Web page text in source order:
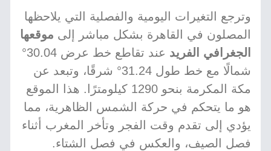
وترجع التغيرات اليومية والفصلية التي يلاحظها
المصلون في القاهرة بشكل مباشر إلى موقعها
الجغرافي الفريد
عند تقاطع خط عرض 30.04°
شمالًا مع خط طول 31.24° شرقًا، وتبعد عن
مكة المكرمة بنحو 1290 كيلومترًا. هذا الموقع
هو ما يتحكم في حركة الشمس الظاهرية، مما
يؤدي إلى تقدم وقت الفجر وتأخر المغرب أثناء
فصل الصيف، والعكس في فصل الشتاء.